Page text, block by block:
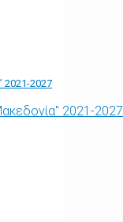
2021-2027
2021-2027